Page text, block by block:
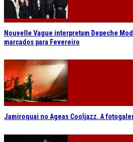
Nouvelle Vague interpretam Depeche
marcados para Fevereiro
Jamiroquai no Ageas Cooljazz. A